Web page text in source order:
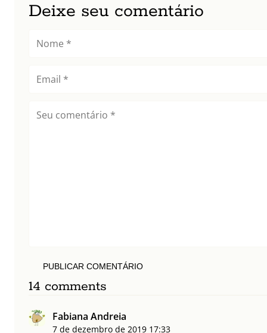
Deixe seu comentário
PUBLICAR COMENTÁRIO
14 comments
Fabiana Andreia
7 de dezembro de 2019 17:33